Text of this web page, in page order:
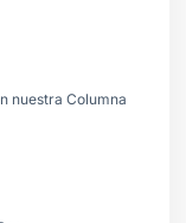
nuestra Columna